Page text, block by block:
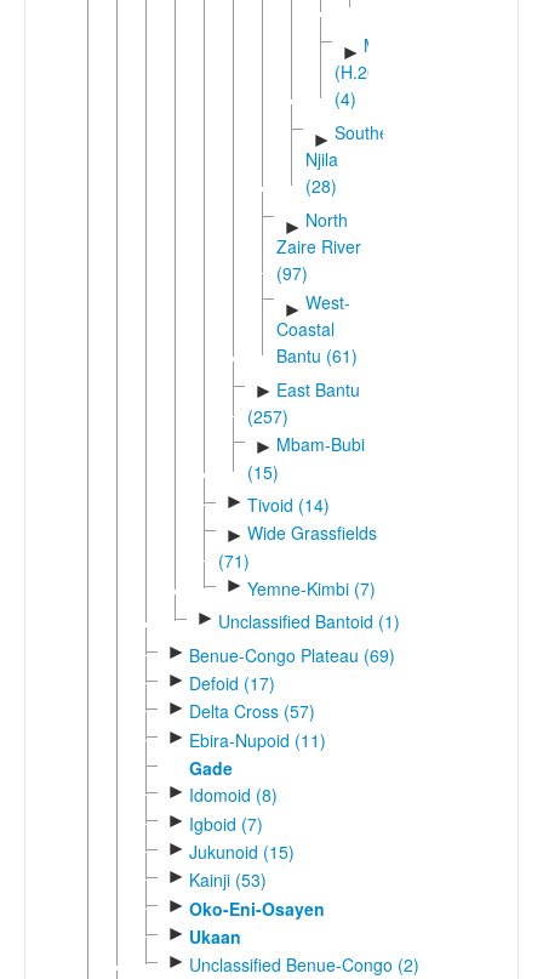
► Mbundu
(H.20)
(4)
► Southern
Njila
(28)
► North
Zaire River
(97)
► West-
Coastal
Bantu (61)
► East Bantu
(257)
► Mbam-Bubi
(15)
► Tivoid (14)
► Wide Grassfields
(71)
► Yemne-Kimbi (7)
► Unclassified Bantoid (1)
► Benue-Congo Plateau (69)
► Defoid (17)
► Delta Cross (57)
► Ebira-Nupoid (11)
Gade
► Idomoid (8)
► Igboid (7)
► Jukunoid (15)
► Kainji (53)
► Oko-Eni-Osayen
► Ukaan
► Unclassified Benue-Congo (2)